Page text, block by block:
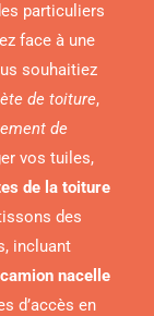
particuliers
face à une
souhaitiez
de toiture,
de
vos tuiles,
de la toiture
des
incluant
camion nacelle
d’accès en